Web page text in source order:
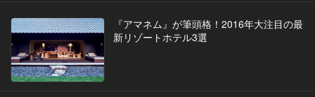
『アマネム』が筆頭格！2016年大注目の最
新リゾートホテル3選